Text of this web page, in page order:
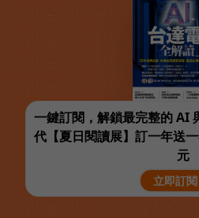
一鍵訂閱，解鎖最完整的 AI
代【夏日閱讀展】訂一年送
元
立即訂